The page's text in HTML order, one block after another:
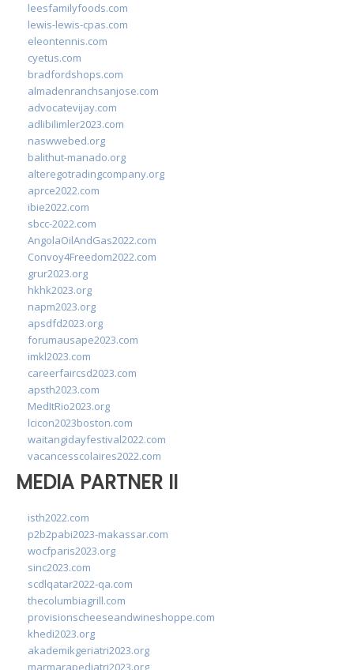
leesfamilyfoods.com
lewis-lewis-cpas.com
eleontennis.com
cyetus.com
bradfordshops.com
almadenranchsanjose.com
advocatevijay.com
adlibilimler2023.com
naswwebed.org
balithut-manado.org
alteregotradingcompany.org
aprce2022.com
ibie2022.com
sbcc-2022.com
AngolaOilAndGas2022.com
Convoy4Freedom2022.com
grur2023.org
hkhk2023.org
napm2023.org
apsdfd2023.org
forumausape2023.com
imkl2023.com
careerfaircsd2023.com
apsth2023.com
MedItRio2023.org
lcicon2023boston.com
waitangidayfestival2022.com
vacancesscolaires2022.com
MEDIA PARTNER II
isth2022.com
p2b2pabi2023-makassar.com
wocfparis2023.org
sinc2023.com
scdlqatar2022-qa.com
thecolumbiagrill.com
provisionscheeseandwineshoppe.com
khedi2023.org
akademikgeriatri2023.org
marmarapediatri2023.org